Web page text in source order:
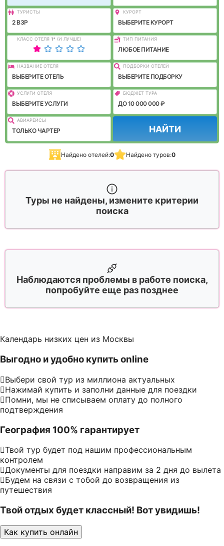
ТУРИСТЫ
2 ВЗР
КУРОРТ
ВЫБЕРИТЕ КУРОРТ
КЛАСС ОТЕЛЯ 1* (И ЛУЧШЕ) ТИП ПИТАНИЯ
ЛЮБОЕ ПИТАНИЕ
НАЗВАНИЕ ОТЕЛЯ
ВЫБЕРИТЕ ОТЕЛЬ
ПОДБОРКИ ОТЕЛЕЙ
ВЫБЕРИТЕ ПОДБОРКУ
УСЛУГИ ОТЕЛЯ
ВЫБЕРИТЕ УСЛУГИ
БЮДЖЕТ ТУРА
ДО 10 000 000 ₽
АВИАРЕЙСЫ
ТОЛЬКО ЧАРТЕР НАЙТИ
Найдено отелей:0 Найдено туров:0
Туры не найдены, измените критерии
поиска
Наблюдаются проблемы в работе поиска,
попробуйте еще раз позднее
Календарь низких цен из Москвы
Выгодно и удобно купить online
Выбери свой тур из миллиона актуальных
Нажимай купить и заполни данные для поездки
Помни, мы не списываем оплату до полного
подтверждения
География 100% гарантирует
Твой тур будет под нашим профессиональным
контролем
Документы для поездки направим за 2 дня до вылета
Будем на связи с тобой до возвращения из
путешествия
Твой отдых будет классный! Вот увидишь!
Как купить онлайн